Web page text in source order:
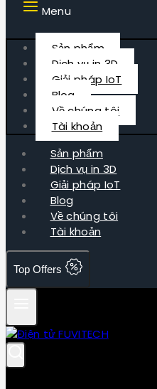
Menu
Sản phẩm
Dịch vụ in 3D
Giải pháp IoT
Blog
Về chúng tôi
Tài khoản
Sản phẩm
Dịch vụ in 3D
Giải pháp IoT
Blog
Về chúng tôi
Tài khoản
Top Offers